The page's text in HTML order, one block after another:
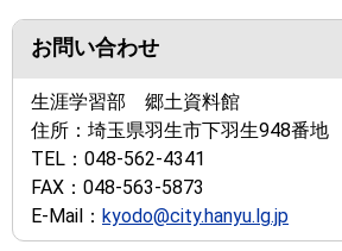
お問い合わせ
生涯学習部 郷土資料館
住所： 埼玉県羽生市下羽生948番地
TEL： 048-562-4341
FAX： 048-563-5873
E-Mail： kyodo@city.hanyu.lg.jp